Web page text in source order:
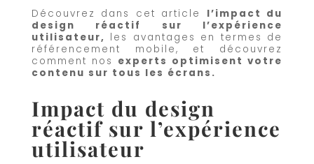
Découvrez dans cet article l’impact du
design réactif sur l’expérience
utilisateur, les avantages en termes de
référencement mobile, et découvrez
comment nos experts optimisent votre
contenu sur tous les écrans.
Impact du design
réactif sur l’expérience
utilisateur